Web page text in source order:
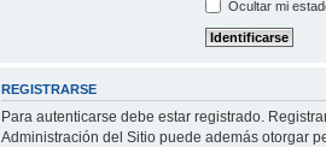
Ocultar mi
REGISTRARSE
Para autenticarse debe estar registrado.
Administración del Sitio puede además otorgar